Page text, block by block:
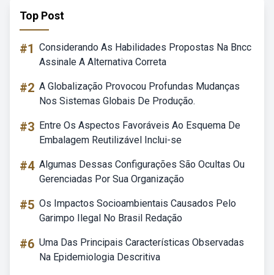
Top Post
#1 Considerando As Habilidades Propostas Na Bncc
Assinale A Alternativa Correta
#2 A Globalização Provocou Profundas Mudanças
Nos Sistemas Globais De Produção.
#3 Entre Os Aspectos Favoráveis Ao Esquema De
Embalagem Reutilizável Inclui-se
#4 Algumas Dessas Configurações São Ocultas Ou
Gerenciadas Por Sua Organização
#5 Os Impactos Socioambientais Causados Pelo
Garimpo Ilegal No Brasil Redação
#6 Uma Das Principais Características Observadas
Na Epidemiologia Descritiva